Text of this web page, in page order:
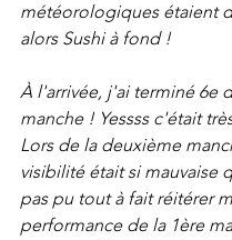
météorologiques étaient
alors Sushi à fond !
À l'arrivée, j'ai terminé 6e
manche ! Yessss c'était
Lors de la deuxième
visibilité était si mauvaise
pas pu tout à fait réitérer
performance de la 1ère